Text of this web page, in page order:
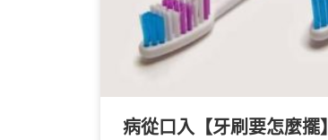
病從口入【牙刷要怎麼擺】